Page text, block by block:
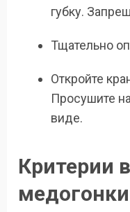
губку.
Тщательно
Откройте
Просушите
виде.
Критерии
медогонки